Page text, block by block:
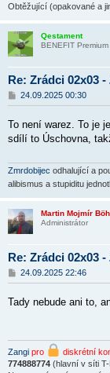
Obtěžující (opakované a
Qestament
BENEFIT Premium
Re: Zrádci 02x03
P
ř
s
p
e
k
24.09.2025 00:30
To není warez. To je
sdílí to Úschovna,
Zmrdobijec odhalující a
alibismus a stupiditu
Martin Mojmír
Administrátor
Re: Zrádci 02x03
P
ř
s
e
k
24.09.2025 22:46
Tady nebude ani to,
Zangi pro diskrétní
774888774 (hlavní v síti T-